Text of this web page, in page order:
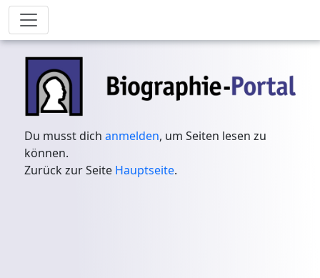
Du musst dichanmelden, um Seiten lesen zu
können.
Zurück zur Seite Hauptseite.